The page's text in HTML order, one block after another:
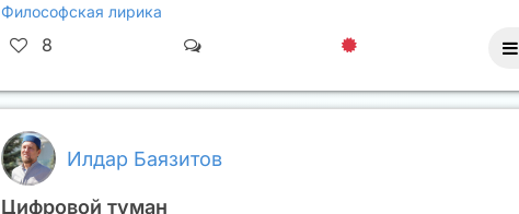
Философская лирика
8
Илдар Баязитов
Цифровой туман